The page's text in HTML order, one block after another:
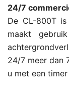
24/7
De CL-800T
maakt
24/7 meer dan
u met een